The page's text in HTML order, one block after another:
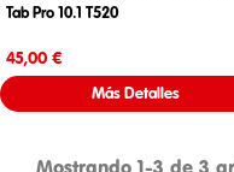
Tab Pro 10.1 T520
45,00 €
Más Detalles
Mostrando 1-3 de 3